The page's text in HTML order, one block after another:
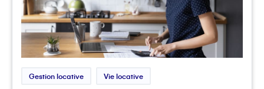
Gestion locative Vie locative